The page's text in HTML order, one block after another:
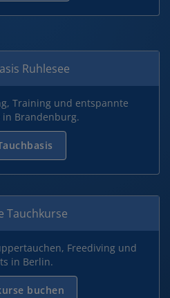
Ruhlesee
Training und entspannte
in Brandenburg.
Tauchkurse
Freediving und
in Berlin.
buchen